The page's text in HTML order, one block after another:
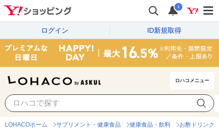
i
ログイン ID新規取得
ロハコメニュー
LOHACOホーム サプリメント・健康食品 健康食品・飲料 お酢ドリンク